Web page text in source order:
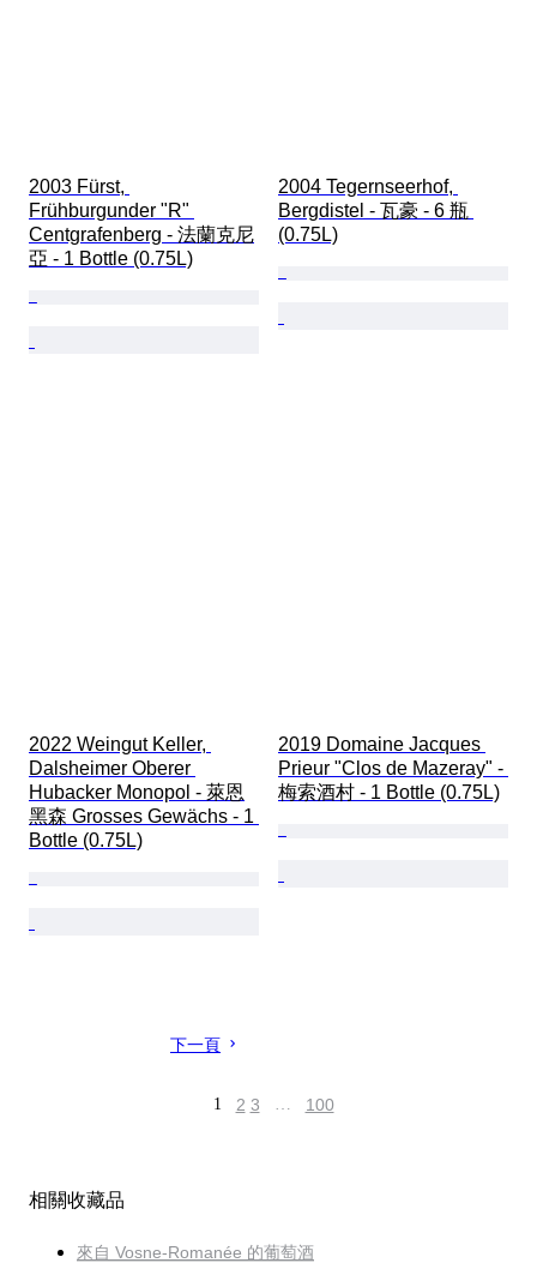
2003 Fürst,
Frühburgunder "R"
Centgrafenberg - 法蘭克尼
亞 - 1 Bottle (0.75L)
2004 Tegernseerhof,
Bergdistel - 瓦豪 - 6 瓶
(0.75L)
2022 Weingut Keller,
Dalsheimer Oberer
Hubacker Monopol - 萊恩
黑森 Grosses Gewächs - 1
Bottle (0.75L)
2019 Domaine Jacques
Prieur "Clos de Mazeray" -
梅索酒村 - 1 Bottle (0.75L)
下一頁
1 2 3 … 100
相關收藏品
來自 Vosne-Romanée 的葡萄酒